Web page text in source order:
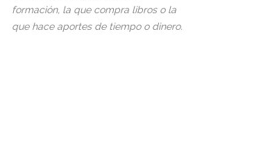
formación, la que compra libros o la
que hace aportes de tiempo o dinero.